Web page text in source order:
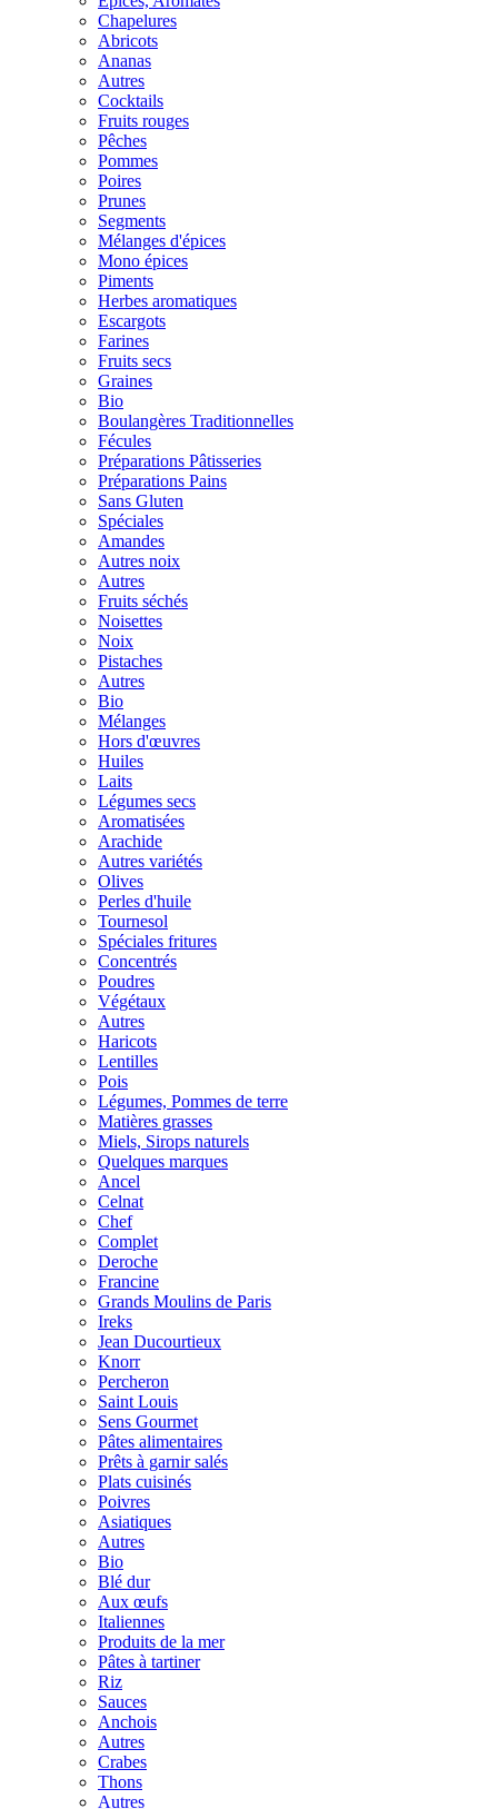
Chapelures
Abricots
Ananas
Autres
Cocktails
Fruits rouges
Pêches
Pommes
Poires
Prunes
Segments
Mélanges d'épices
Mono épices
Piments
Herbes aromatiques
Escargots
Farines
Fruits secs
Graines
Bio
Boulangères Traditionnelles
Fécules
Préparations Pâtisseries
Préparations Pains
Sans Gluten
Spéciales
Amandes
Autres noix
Autres
Fruits séchés
Noisettes
Noix
Pistaches
Autres
Bio
Mélanges
Hors d'œuvres
Huiles
Laits
Légumes secs
Aromatisées
Arachide
Autres variétés
Olives
Perles d'huile
Tournesol
Spéciales fritures
Concentrés
Poudres
Végétaux
Autres
Haricots
Lentilles
Pois
Légumes, Pommes de terre
Matières grasses
Miels, Sirops naturels
Quelques marques
Ancel
Celnat
Chef
Complet
Deroche
Francine
Grands Moulins de Paris
Ireks
Jean Ducourtieux
Knorr
Percheron
Saint Louis
Sens Gourmet
Pâtes alimentaires
Prêts à garnir salés
Plats cuisinés
Poivres
Asiatiques
Autres
Bio
Blé dur
Aux œufs
Italiennes
Produits de la mer
Pâtes à tartiner
Riz
Sauces
Anchois
Autres
Crabes
Thons
Autres